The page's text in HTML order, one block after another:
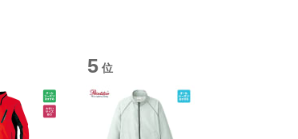
5 位